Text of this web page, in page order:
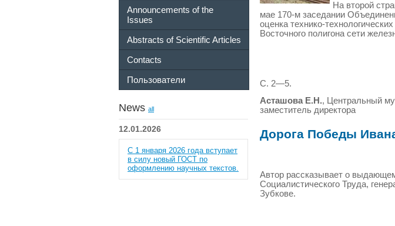
Announcements of the
Issues
Abstracts of Scientific Articles
Contacts
Пользователи
News all
12.01.2026
С 1 января 2026 года вступает
в силу новый ГОСТ по
оформлению научных текстов.
На второй
мае 170-м заседании
оценка технико-
Восточного полигона сети
С. 2—5.
Асташова Е.Н., Центральный
заместитель директора
Дорога Победы
Автор рассказывает о
Социалистического Труда,
Зубкове.